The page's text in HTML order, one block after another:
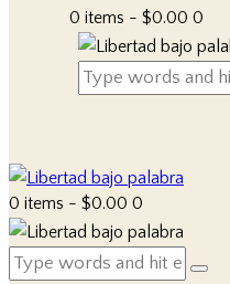
0 items - $0.00 0
0 items - $0.00 0